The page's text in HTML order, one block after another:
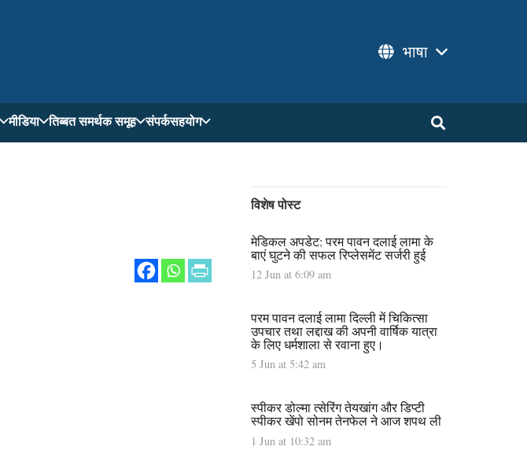
भाषा
मीडिया तिब्बत समर्थक समूह संपर्कसहयोग
विशेष पोस्ट
मेडिकल अपडेट: परम पावन दलाई लामा के
बाएं घुटने की सफल रिप्लेसमेंट सर्जरी हुई
12 Jun at 6:09 am
परम पावन दलाई लामा दिल्ली में चिकित्सा
उपचार तथा लद्दाख की अपनी वार्षिक यात्रा
के लिए धर्मशाला से रवाना हुए।
5 Jun at 5:42 am
स्पीकर डोल्मा त्सेरिंग तेयखांग और डिप्टी
स्पीकर खेंपो सोनम तेनफेल ने आज शपथ ली
1 Jun at 10:32 am